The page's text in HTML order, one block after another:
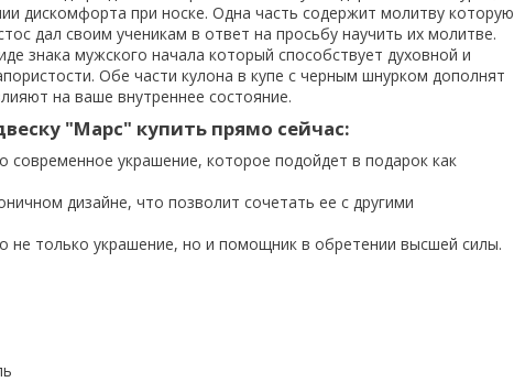
дискомфорта при носке. Одна часть содержит молитву которую
дал своим ученикам в ответ на просьбу научить их молитве.
знака мужского начала который способствует духовной и
Обе части кулона в купе с черным шнурком дополнят
на ваше внутреннее состояние.
"Марс" купить прямо сейчас:
современное украшение, которое подойдет в подарок как
дизайне, что позволит сочетать ее с другими
не только украшение, но и помощник в обретении высшей силы.